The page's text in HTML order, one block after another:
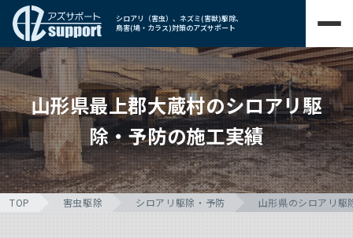
シロアリ（害虫）、ネズミ(害獣)駆除、
鳥害(鳩・カラス)対策のアズサポート
山形県最上郡大蔵村のシロアリ駆
除・予防の施工実績
TOP 害虫駆除 シロアリ駆除・予防 山形県のシロアリ駆